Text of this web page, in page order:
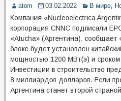
atom 03.02.2022 В мире,
Компания «Nucleoelectrica
корпорация CNNC подписали
«Atucha» (Аргентина),
блоке будет установлен
мощностью 1200 МВт(э) и
Инвестиции в строительство
8 миллиардов долларов. Если
Аргентина станет второй